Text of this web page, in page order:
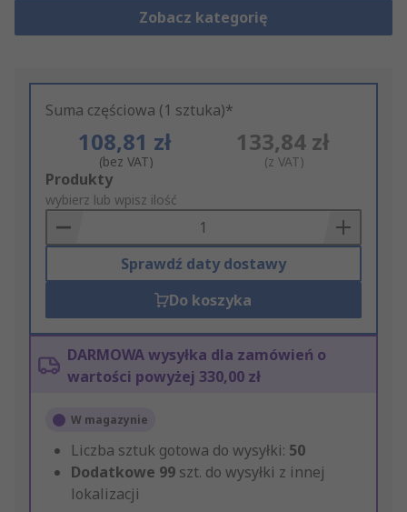
Zobacz kategorię
Suma częściowa (1 sztuka)*
108,81 zł
(bez VAT)
133,84 zł
(z VAT)
Add
to
Basket
Produkty
wybierz lub wpisz ilość
Sprawdź daty dostawy
Do koszyka
DARMOWA wysyłka dla zamówień o
wartości powyżej 330,00 zł
W magazynie
Liczba sztuk gotowa do wysyłki: 50
Dodatkowe 99 szt. do wysyłki z innej
lokalizacji